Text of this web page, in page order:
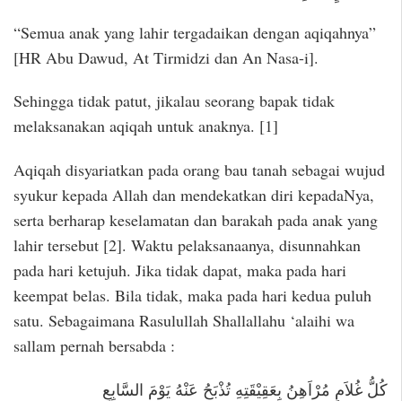
“Semua anak yang lahir tergadaikan dengan aqiqahnya”
[HR Abu Dawud, At Tirmidzi dan An Nasa-i].
Sehingga tidak patut, jikalau seorang bapak tidak
melaksanakan aqiqah untuk anaknya. [1]
Aqiqah disyariatkan pada orang bau tanah sebagai wujud
syukur kepada Allah dan mendekatkan diri kepadaNya,
serta berharap keselamatan dan barakah pada anak yang
lahir tersebut [2]. Waktu pelaksanaanya, disunnahkan
pada hari ketujuh. Jika tidak dapat, maka pada hari
keempat belas. Bila tidak, maka pada hari kedua puluh
satu. Sebagaimana Rasulullah Shallallahu ‘alaihi wa
sallam pernah bersabda :
كُلُّ غُلاَمٍ مُرْاَهِنُ بِعَقِيْقَتِهِ تُذْبَحُ عَنْهُ يَوْمَ السَّابِعِ